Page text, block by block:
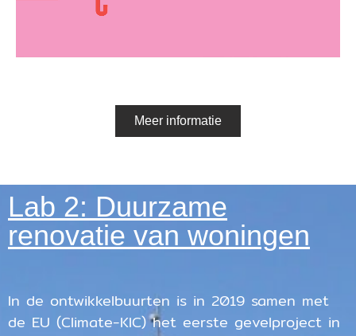
Meer informatie
Lab 2: Duurzame
renovatie van woningen
In de ontwikkelbuurten is in 2019 samen met
de EU (Climate-KIC) het eerste gevelproject in